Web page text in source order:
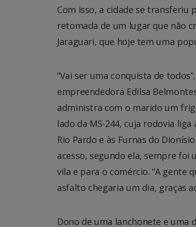
Com isso, a cidade se transferiu
retomada de um lugar que não
Jaraguari, que hoje tem uma
“Vai ser uma conquista de
empreendedora Edilsa
administra com o marido um
lado da MS-244, cuja rodovia liga
Rio Pardo e às Furnas do
acesso, segundo ela, sempre foi
vila e para o comércio. “A gente
asfalto chegaria um dia, graças
Dono de uma lanchonete e uma